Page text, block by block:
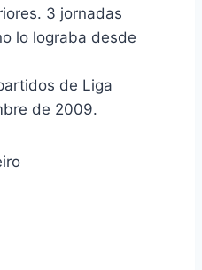
3 jornadas
lo lograba desde
de Liga
de 2009.